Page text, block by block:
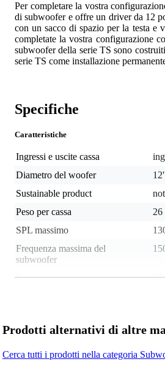
Per completare la vostra
di subwoofer e offre un driver da 12
con un sacco di spazio per la testa e
completate la vostra configurazione
subwoofer della serie TS sono
serie TS come installazione
Specifiche
Caratteristiche
Ingressi e uscite cassa
Diametro del woofer
Sustainable product
Peso per cassa
26
SPL massimo
Frequenza massima del
subwoofer
Frequenza minima
35
Prodotti alternativi di altre
Cerca tutti i prodotti nella categoria